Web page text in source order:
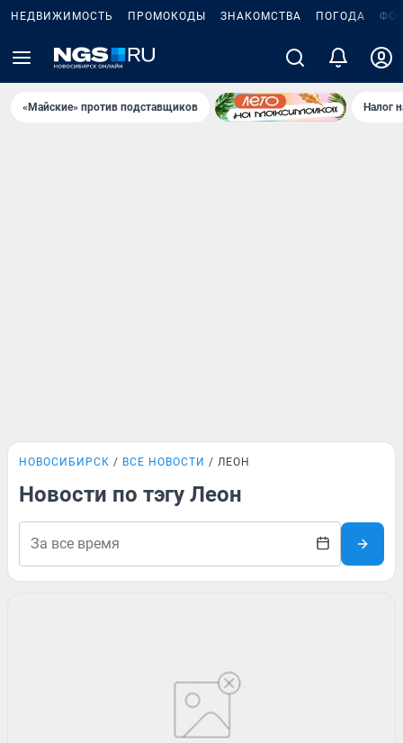
НЕДВИЖИМОСТЬ ПРОМОКОДЫ ЗНАКОМСТВА ПОГОДА
«Майские» против подставщиков Налог
НОВОСИБИРСК ВСЕ НОВОСТИ ЛЕОН
Новости по тэгу Леон